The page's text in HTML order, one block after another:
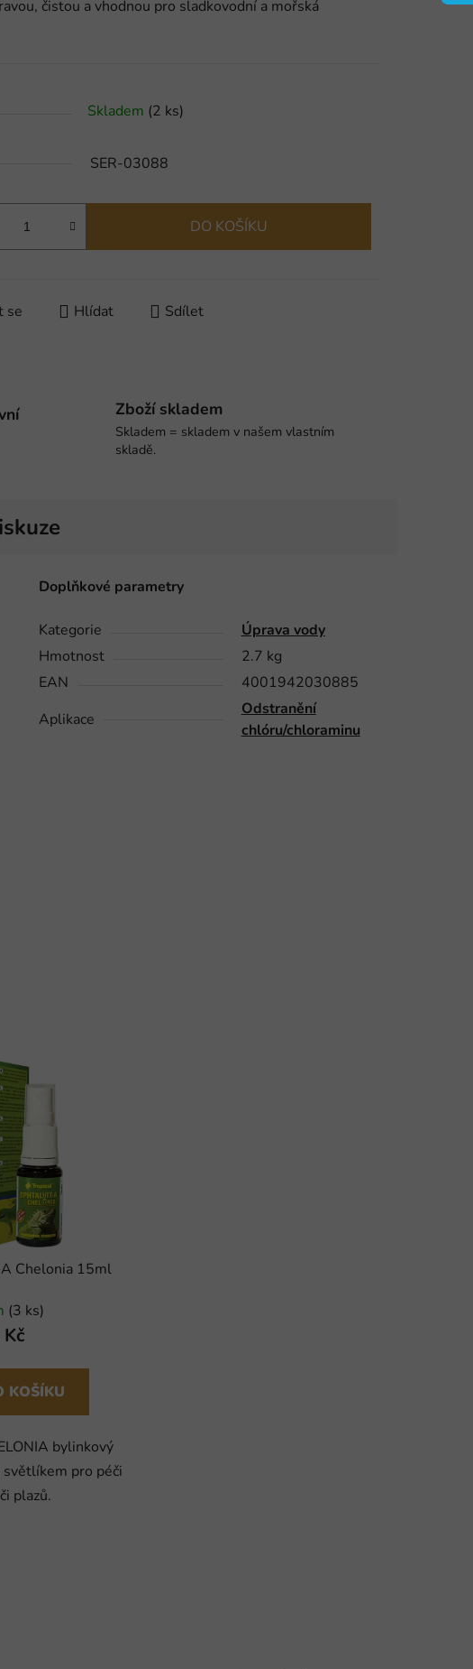
čistou a vhodnou pro sladkovodní a mořská
Skladem (2 ks)
SER-03088
DO KOŠÍKU
se Hlídat Sdílet
Zboží skladem
Skladem = skladem v našem vlastním
skladě.
Doplňkové parametry
Kategorie
Úprava vody
Hmotnost
2.7 kg
EAN
4001942030885
Aplikace
Odstranění
chlóru/chloraminu
Chelonia 15ml
(3 ks)
KOŠÍKU
bylinkový
pro péči
plazů.